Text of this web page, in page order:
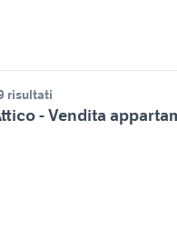
risultati
- Vendita